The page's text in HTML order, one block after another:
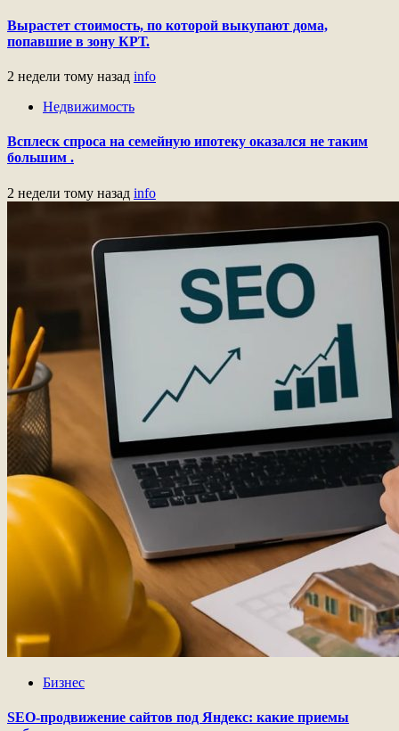
Вырастет стоимость, по которой выкупают дома,
попавшие в зону КРТ.
2 недели тому назад info
Недвижимость
Всплеск спроса на семейную ипотеку оказался не таким
большим .
2 недели тому назад info
Бизнес
SEO-продвижение сайтов под Яндекс: какие приемы